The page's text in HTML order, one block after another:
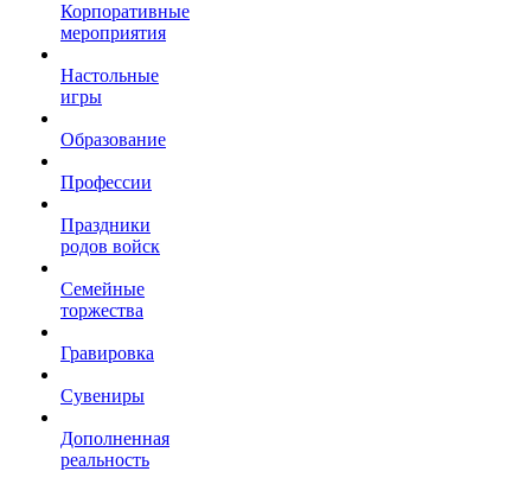
Корпоративные
мероприятия
Настольные
игры
Образование
Профессии
Праздники
родов войск
Семейные
торжества
Гравировка
Сувениры
Дополненная
реальность